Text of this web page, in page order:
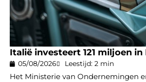
Italië investeert 121 miljoen
05/08/2026 Leestijd: 2 min
Het Ministerie van Ondernemingen